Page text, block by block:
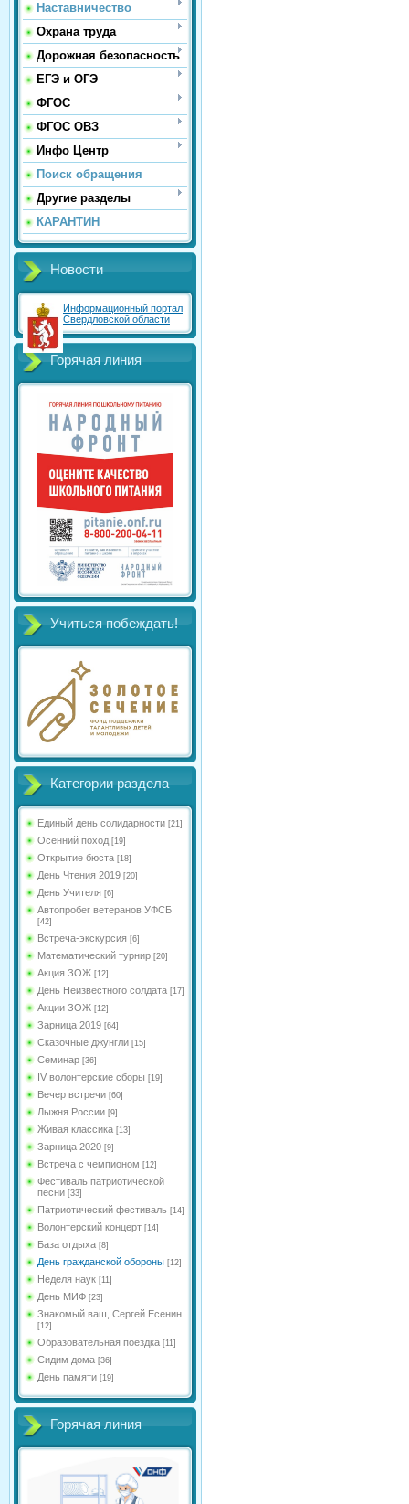
Наставничество
Охрана труда
Дорожная безопасность
ЕГЭ и ОГЭ
ФГОС
ФГОС ОВЗ
Инфо Центр
Поиск обращения
Другие разделы
КАРАНТИН
Новости
Информационный портал
Свердловской области
Горячая линия
Учиться побеждать!
Категории раздела
Единый день солидарности [21]
Осенний поход [19]
Открытие бюста [18]
День Чтения 2019 [20]
День Учителя [6]
Автопробег ветеранов УФСБ
[42]
Встреча-экскурсия [6]
Математический турнир [20]
Акция ЗОЖ [12]
День Неизвестного солдата [17]
Акции ЗОЖ [12]
Зарница 2019 [64]
Сказочные джунгли [15]
Семинар [36]
IV волонтерские сборы [19]
Вечер встречи [60]
Лыжня России [9]
Живая классика [13]
Зарница 2020 [9]
Встреча с чемпионом [12]
Фестиваль патриотической
песни [33]
Патриотический фестиваль [14]
Волонтерский концерт [14]
База отдыха [8]
День гражданской обороны [12]
Неделя наук [11]
День МИФ [23]
Знакомый ваш, Сергей Есенин
[12]
Образовательная поездка [11]
Сидим дома [36]
День памяти [19]
Горячая линия